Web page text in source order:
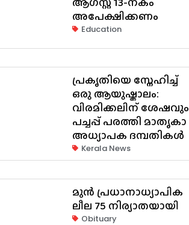
അപേക്ഷിക്കണം
Education
പ്രകൃതിയെ സ്നേഹിച്ച്
ഒരു ആയുഷ്കാലം:
വിരമിക്കലിന് ശേഷവും
പച്ചപ്പ് പരത്തി മാതൃകാ
അധ്യാപക ദമ്പതികൾ
Kerala News
മുൻ പ്രധാനാധ്യാപിക
ലീല 75 നിര്യാതയായി
Obituary